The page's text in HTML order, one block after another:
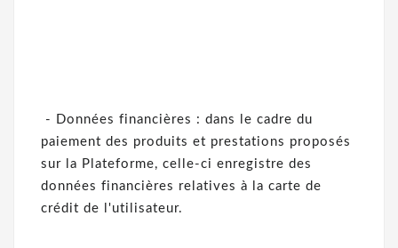
- Données financières : dans le cadre du
paiement des produits et prestations proposés
sur la Plateforme, celle-ci enregistre des
données financières relatives à la carte de
crédit de l'utilisateur.